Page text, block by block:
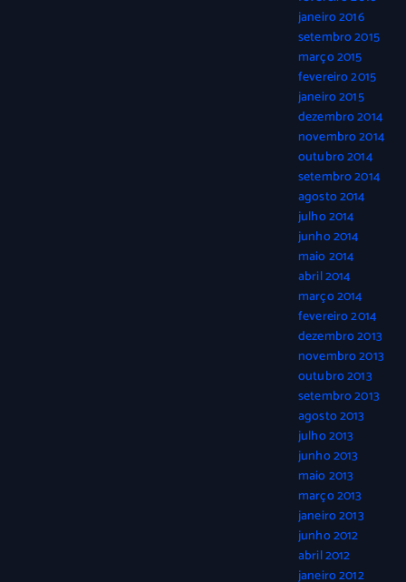
janeiro 2016
setembro 2015
março 2015
fevereiro 2015
janeiro 2015
dezembro 2014
novembro 2014
outubro 2014
setembro 2014
agosto 2014
julho 2014
junho 2014
maio 2014
abril 2014
março 2014
fevereiro 2014
dezembro 2013
novembro 2013
outubro 2013
setembro 2013
agosto 2013
julho 2013
junho 2013
maio 2013
março 2013
janeiro 2013
junho 2012
abril 2012
janeiro 2012